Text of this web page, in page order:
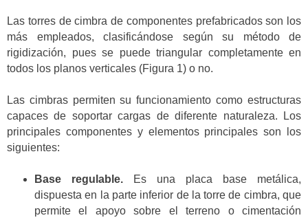
Las torres de cimbra de componentes prefabricados son los
más empleados, clasificándose según su método de
rigidización, pues se puede triangular completamente en
todos los planos verticales (Figura 1) o no.
Las cimbras permiten su funcionamiento como estructuras
capaces de soportar cargas de diferente naturaleza. Los
principales componentes y elementos principales son los
siguientes:
Base regulable. Es una placa base metálica,
dispuesta en la parte inferior de la torre de cimbra, que
permite el apoyo sobre el terreno o cimentación